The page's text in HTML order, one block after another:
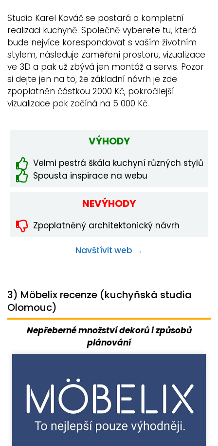
Studio Karel Kováč se postará o kompletní
realizaci kuchyně. Společně vyberete tu, která
bude nejvíce korespondovat s vaším životním
stylem, následuje zaměření prostoru, vizualizace
ve 3D a pak už zbývá jen montáž a servis. Pozor
si dejte jen na to, že základní návrh je zde
zpoplatněn částkou 2000 Kč, pokročilejší
vizualizace pak začíná na 5 000 Kč.
VÝHODY
Velmi pestrá škála kuchyní různých stylů
Spousta inspirace na webu
NEVÝHODY
Zpoplatněný architektonický návrh
Navštívit web →
3) Möbelix recenze (kuchyňská studia
Olomouc)
Nepřeberné množství dekorů i způsobů
plánování